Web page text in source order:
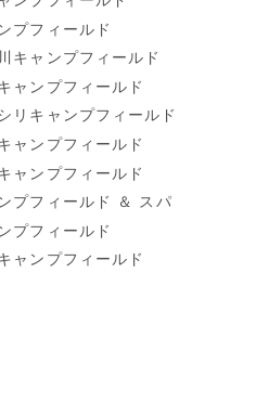
プフィールド
キャンプフィールド
ャンプフィールド
リキャンプフィールド
ャンプフィールド
ャンプフィールド
プフィールド ＆ スパ
プフィールド
ャンプフィールド